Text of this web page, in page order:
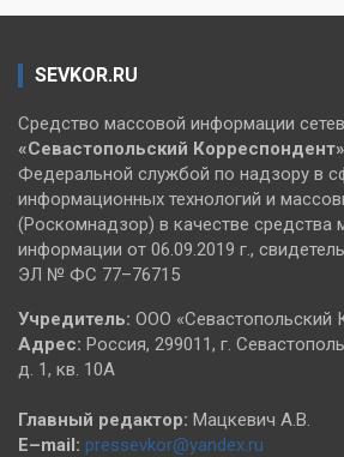
SEVKOR.RU
Средство массовой информации
«Севастопольский Корреспондент»
Федеральной службой по надзору в
информационных технологий и
(Роскомнадзор) в качестве средства
информации от 06.09.2019 г.,
ЭЛ № ФС 77–76715
Учредитель: ООО «Севастопольский
Адрес: Россия, 299011, г.
д. 1, кв. 10А
Главный редактор: Мацкевич А.В.
E–mail: pressevkor@yandex.ru